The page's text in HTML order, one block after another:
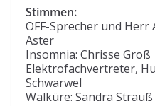
Stimmen:
OFF-Sprecher und
Aster
Insomnia: Chrisse Groß
Elektrofachvertreter,
Schwarwel
Walküre: Sandra Strauß